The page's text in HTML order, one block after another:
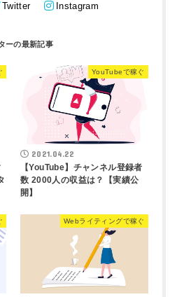
Twitter Instagram
YouTubeで稼ぐ
2021.04.22
【YouTube】チャンネル登録者
数 2000人の収益は？【実績公
開】
Webライティングで稼ぐ